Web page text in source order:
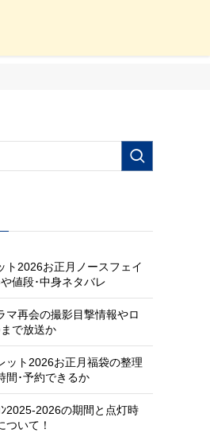
ト2026お正月ノースフェイ
値段･中身ネタバレ
マ再会の撮影目撃情報やロ
で放送か
ット2026お正月福袋の整理
間･予約できるか
ﾝ2025-2026の期間と点灯時
ついて！